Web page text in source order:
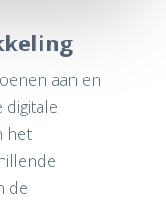
aan en
digitale
het
de